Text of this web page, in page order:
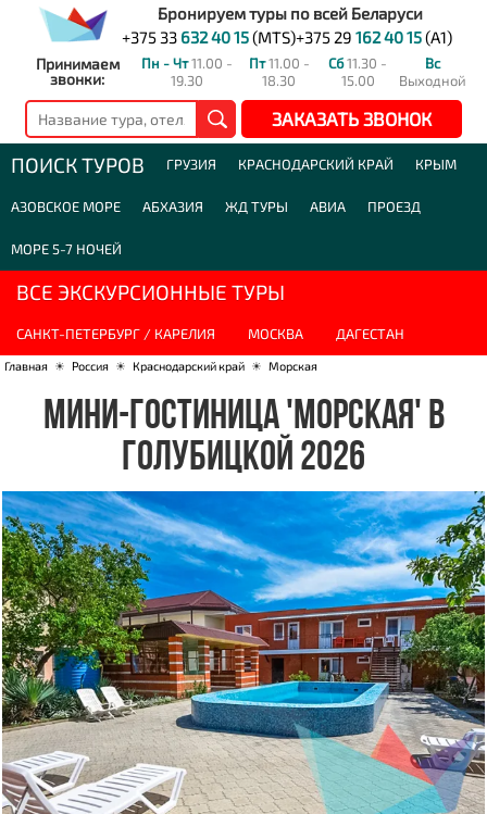
Бронируем туры по всей Беларуси
+375 33 632 40 15(MTS)+375 29 162 40 15(A1)
Принимаем
звонки:
Пн - Чт11.00 -
19.30
Пт11.00 -
18.30
Сб11.30 -
15.00
Вс
Выходной
ЗАКАЗАТЬ ЗВОНОК
ПОИСК ТУРОВ ГРУЗИЯ КРАСНОДАРСКИЙ КРАЙ КРЫМ
АЗОВСКОЕ МОРЕ АБХАЗИЯ ЖД ТУРЫ АВИА ПРОЕЗД
МОРЕ 5-7 НОЧЕЙ
ВСЕ ЭКСКУРСИОННЫЕ ТУРЫ
САНКТ-ПЕТЕРБУРГ / КАРЕЛИЯ МОСКВА ДАГЕСТАН
Главная ☀ Россия ☀ Краснодарский край ☀ Морская
МИНИ-ГОСТИНИЦА 'МОРСКАЯ' В
ГОЛУБИЦКОЙ 2026